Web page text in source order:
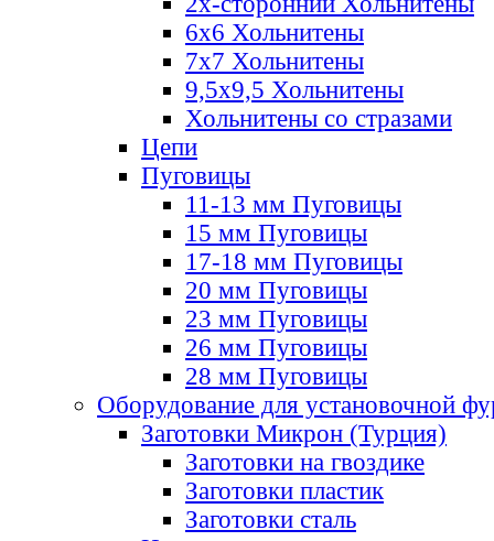
6х6 Хольнитены
7х7 Хольнитены
9,5х9,5 Хольнитены
Хольнитены со стразами
Цепи
Пуговицы
11-13 мм Пуговицы
15 мм Пуговицы
17-18 мм Пуговицы
20 мм Пуговицы
23 мм Пуговицы
26 мм Пуговицы
28 мм Пуговицы
Оборудование для установочной
Заготовки Микрон (Турция)
Заготовки на гвоздике
Заготовки пластик
Заготовки сталь